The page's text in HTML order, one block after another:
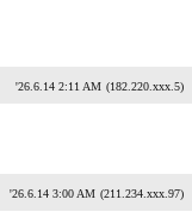
'26.6.14 2:11 AM (182.220.xxx.5)
'26.6.14 3:00 AM (211.234.xxx.97)